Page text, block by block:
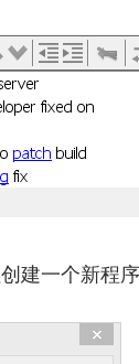
建一个新程序